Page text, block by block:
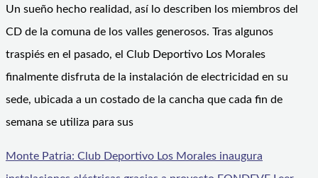
Un sueño hecho realidad, así lo describen los miembros del
CD de la comuna de los valles generosos. Tras algunos
traspiés en el pasado, el Club Deportivo Los Morales
finalmente disfruta de la instalación de electricidad en su
sede, ubicada a un costado de la cancha que cada fin de
semana se utiliza para sus
Monte Patria: Club Deportivo Los Morales inaugura